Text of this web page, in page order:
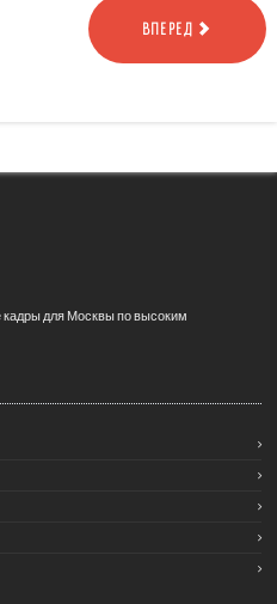
ВПЕРЕД
кадры для Москвы по высоким